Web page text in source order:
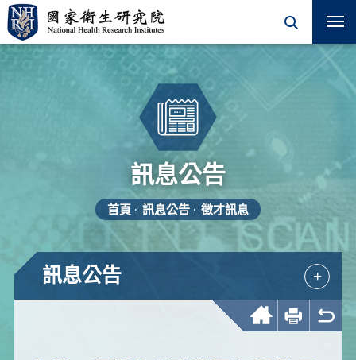
訊息公告
首頁 訊息公告 徵才訊息
訊息公告 +
友善列印